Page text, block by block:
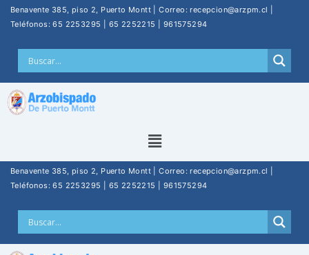
Benavente 385, piso 2, Puerto Montt | Correo: recepcion@arzpm.cl |
Teléfonos: 65 2253295 | 65 2252215 | 961575294
Benavente 385, piso 2, Puerto Montt | Correo: recepcion@arzpm.cl |
Teléfonos: 65 2253295 | 65 2252215 | 961575294